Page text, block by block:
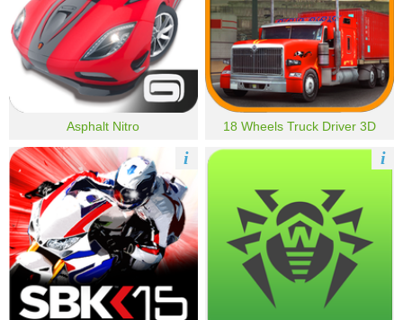
Asphalt Nitro 18 Wheels Truck Driver 3D
i i